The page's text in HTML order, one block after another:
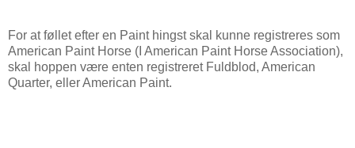
For at føllet efter en Paint hingst skal kunne registreres som
American Paint Horse (I American Paint Horse Association),
skal hoppen være enten registreret Fuldblod, American
Quarter, eller American Paint.